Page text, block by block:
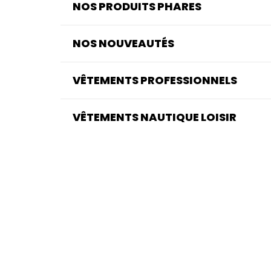
NOS PRODUITS PHARES
NOS NOUVEAUTÉS
VÊTEMENTS PROFESSIONNELS
VÊTEMENTS NAUTIQUE LOISIR